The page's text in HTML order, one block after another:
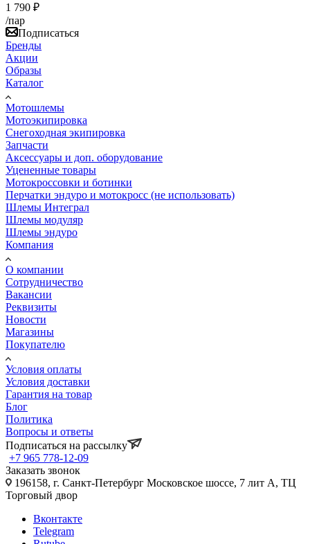
1 790 ₽
/пар
Подписаться
Бренды
Акции
Образы
Каталог
Мотошлемы
Мотоэкипировка
Снегоходная экипировка
Запчасти
Аксессуары и доп. оборудование
Уцененные товары
Мотокроссовки и ботинки
Перчатки эндуро и мотокросс (не использовать)
Шлемы Интеграл
Шлемы модуляр
Шлемы эндуро
Компания
О компании
Сотрудничество
Вакансии
Реквизиты
Новости
Магазины
Покупателю
Условия оплаты
Условия доставки
Гарантия на товар
Блог
Политика
Вопросы и ответы
Подписаться на рассылку
+7 965 778-12-09
Заказать звонок
196158, г. Санкт-Петербург Московское шоссе, 7 лит А, ТЦ
Торговый двор
Вконтакте
Telegram